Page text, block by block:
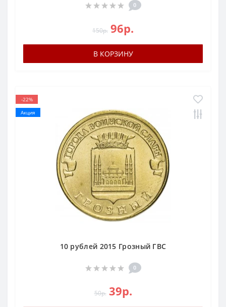
0
150р. 96р.
В КОРЗИНУ
-22%
Акция
10 рублей 2015 Грозный ГВС
0
50р. 39р.